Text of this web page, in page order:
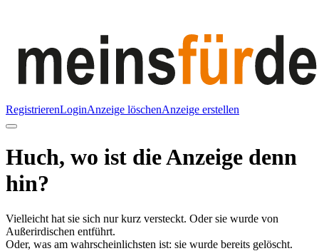
RegistrierenLoginAnzeige löschenAnzeige erstellen
Huch, wo ist die Anzeige denn
hin?
Vielleicht hat sie sich nur kurz versteckt. Oder sie wurde von
Außerirdischen entführt.
Oder, was am wahrscheinlichsten ist: sie wurde bereits gelöscht.